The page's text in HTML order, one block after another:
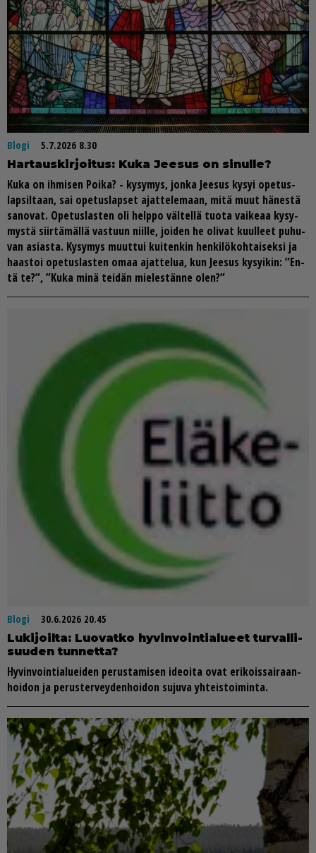
Blogi
5.7.2026 8.30
Har­taus­kir­joi­tus: Kuka Jee­sus on si­nul­le?
Kuka on ih­mi­sen Poi­ka? - ky­sy­mys, jon­ka Jee­sus ky­syi ope­tus­
lap­sil­taan, sai ope­tus­lap­set ajat­te­le­maan, mitä muut hä­nes­tä
sa­no­vat. Ope­tus­las­ten oli help­po väl­tel­lä tuo­ta vai­ke­aa ky­sy­
mys­tä siir­tä­mäl­lä vas­tuun niil­le, joi­den he oli­vat kuul­leet pu­hu­
van asi­as­ta. Ky­sy­mys muut­tui kui­ten­kin hen­ki­lö­koh­tai­sek­si ja
haas­toi ope­tus­las­ten omaa ajat­te­lua, kun Jee­sus ky­syi­kin: ”En­
tä te?”, ”Kuka minä tei­dän mie­les­tän­ne olen?”
Blogi
30.6.2026 20.45
Lu­ki­joil­ta: Luo­vat­ko hy­vin­voin­ti­a­lu­eet tur­val­li­
suu­den tun­net­ta?
Hy­vin­voin­ti­a­lu­ei­den pe­rus­ta­mi­sen ide­oi­ta ovat eri­kois­sai­raan­
hoi­don ja pe­rus­ter­vey­den­hoi­don su­ju­va yh­teis­toi­min­ta.